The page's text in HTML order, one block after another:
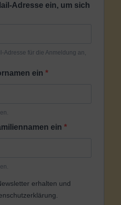
Adresse ein, um sich
Adresse für die Anmeldung an,
ein
ein
erhalten und